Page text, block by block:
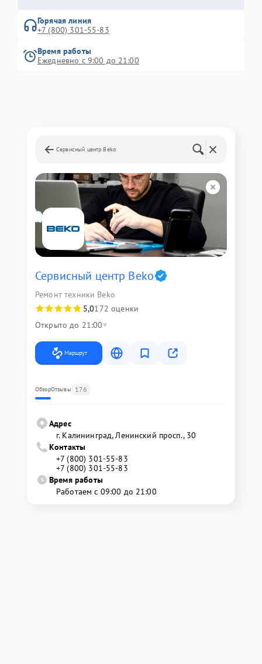
Горячая линия
+7 (800) 301-55-83
Время работы
Ежедневно с 9:00 до 21:00
Сервисный центр Beko
Сервисный центр Beko
Ремонт техники Beko
5,0172 оценки
Открыто до 21:00
Маршрут
ОбзорОтзывы 176
Адрес
г. Калининград, Ленинский просп., 30
Контакты
+7 (800) 301-55-83
+7 (800) 301-55-83
Время работы
Работаем с 09:00 до 21:00